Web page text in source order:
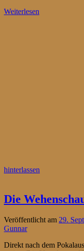
Weiterlesen
hinterlassen
Die
Veröffentlicht am 29.
Gunnar
Direkt nach dem